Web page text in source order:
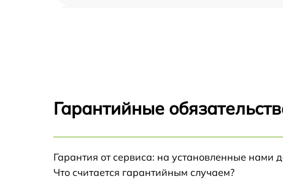
Замена линзы Acer P1385W
Гарантийные
Гарантия от сервиса: на установленные нами
Что считается гарантийным случаем?